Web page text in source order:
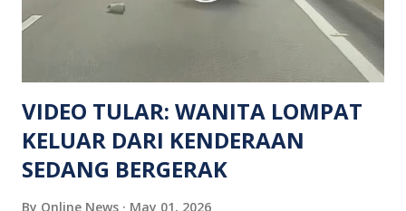
mengesan dua suspek yang masih bebas bagi membantu
siasatan lanjut. Kes disiasat mengikut Seksyen 302 Kanun
Keseksaan kerana membunuh. Orang ramai yang mempunyai
maklumat diminta t...
VIDEO TULAR: WANITA LOMPAT
KELUAR DARI KENDERAAN
SEDANG BERGERAK
By Online News May 01, 2026